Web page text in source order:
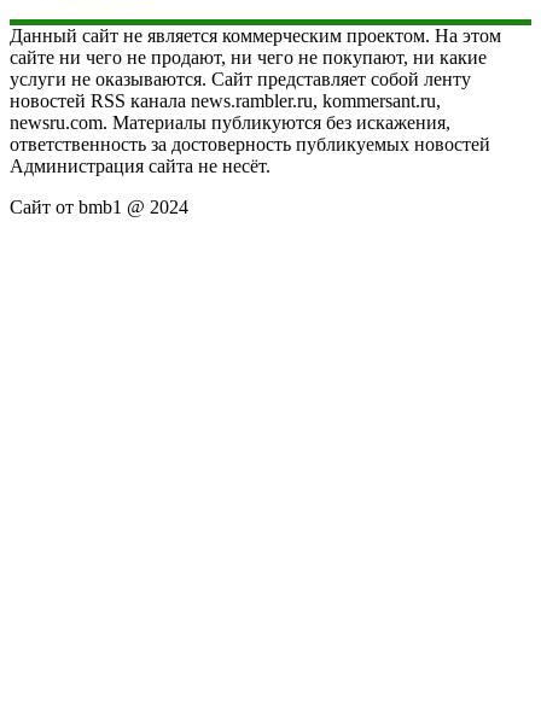
Данный сайт не является коммерческим проектом. На этом
сайте ни чего не продают, ни чего не покупают, ни какие
услуги не оказываются. Сайт представляет собой ленту
новостей RSS канала news.rambler.ru, kommersant.ru,
newsru.com. Материалы публикуются без искажения,
ответственность за достоверность публикуемых новостей
Администрация сайта не несёт.
Сайт от bmb1 @ 2024